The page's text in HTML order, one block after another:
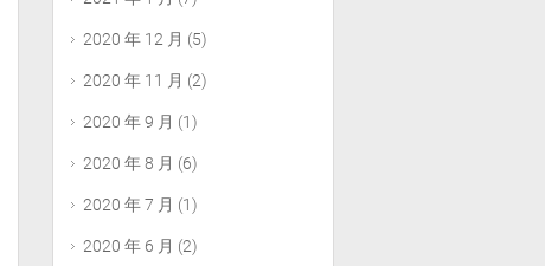
2020 年 12 月 (5)
2020 年 11 月 (2)
2020 年 9 月 (1)
2020 年 8 月 (6)
2020 年 7 月 (1)
2020 年 6 月 (2)